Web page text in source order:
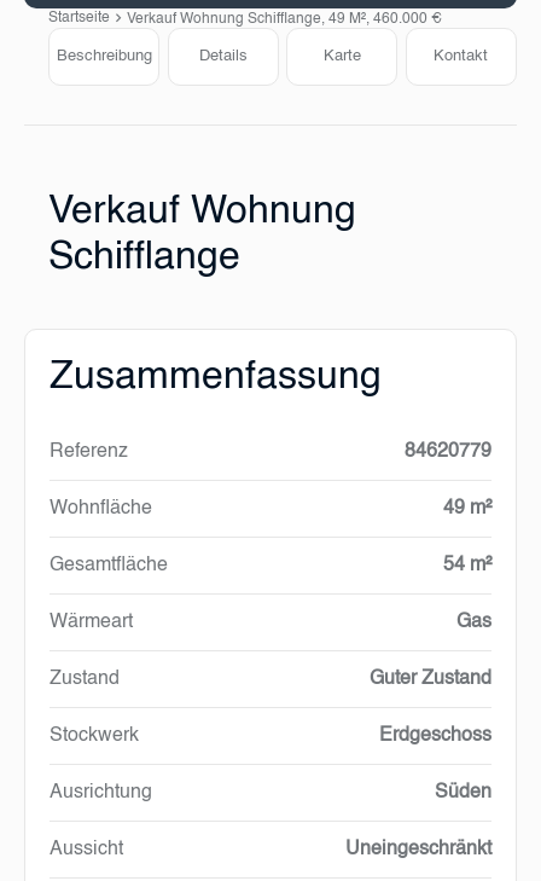
Startseite Verkauf Wohnung Schifflange, 49 M², 460.000 €
Beschreibung Details Karte Kontakt
Verkauf Wohnung
Schifflange
Zusammenfassung
Referenz 84620779
Wohnfläche 49 m²
Gesamtfläche 54 m²
Wärmeart Gas
Zustand Guter Zustand
Stockwerk Erdgeschoss
Ausrichtung Süden
Aussicht Uneingeschränkt